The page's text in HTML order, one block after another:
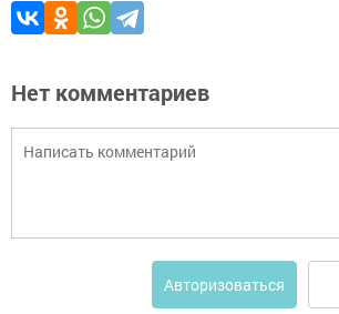
Нет комментариев
Авторизоваться